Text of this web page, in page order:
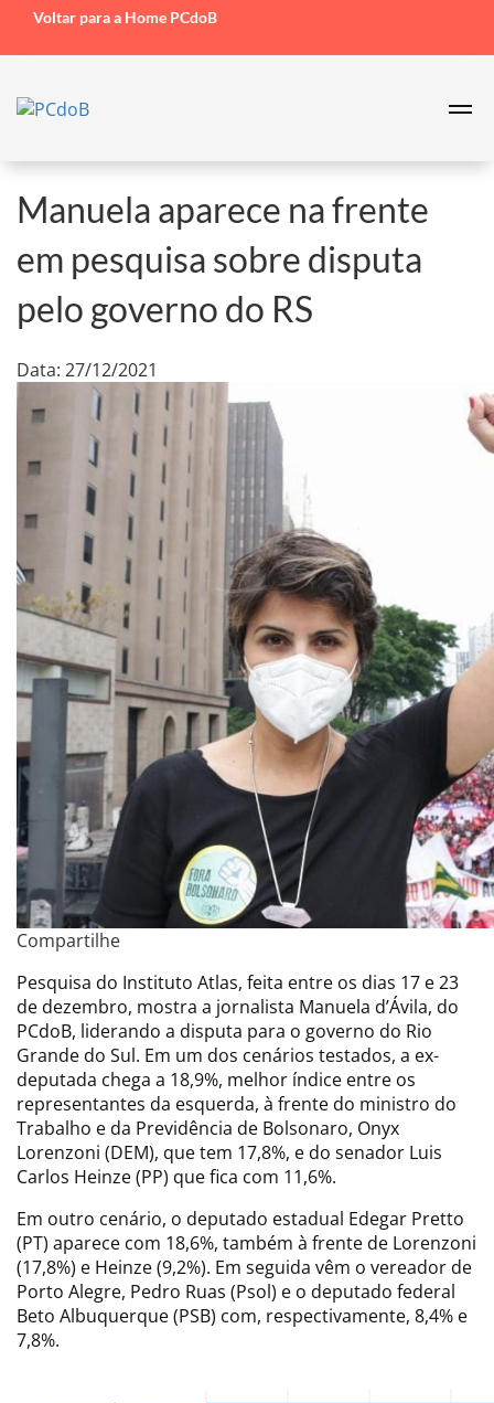
Voltar para a Home PCdoB
Manuela aparece na frente
em pesquisa sobre disputa
pelo governo do RS
Data: 27/12/2021
Compartilhe
Pesquisa do Instituto Atlas, feita entre os dias 17 e 23
de dezembro, mostra a jornalista Manuela d’Ávila, do
PCdoB, liderando a disputa para o governo do Rio
Grande do Sul. Em um dos cenários testados, a ex-
deputada chega a 18,9%, melhor índice entre os
representantes da esquerda, à frente do ministro do
Trabalho e da Previdência de Bolsonaro, Onyx
Lorenzoni (DEM), que tem 17,8%, e do senador Luis
Carlos Heinze (PP) que fica com 11,6%.
Em outro cenário, o deputado estadual Edegar Pretto
(PT) aparece com 18,6%, também à frente de Lorenzoni
(17,8%) e Heinze (9,2%). Em seguida vêm o vereador de
Porto Alegre, Pedro Ruas (Psol) e o deputado federal
Beto Albuquerque (PSB) com, respectivamente, 8,4% e
7,8%.